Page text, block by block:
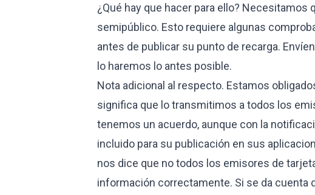
¿Qué hay que hacer para ello? Necesitamos
semipúblico. Esto requiere algunas
antes de publicar su punto de recarga.
lo haremos lo antes posible.
Nota adicional al respecto. Estamos
significa que lo transmitimos a todos los
tenemos un acuerdo, aunque con la
incluido para su publicación en sus
nos dice que no todos los emisores de
información correctamente. Si se da cuenta